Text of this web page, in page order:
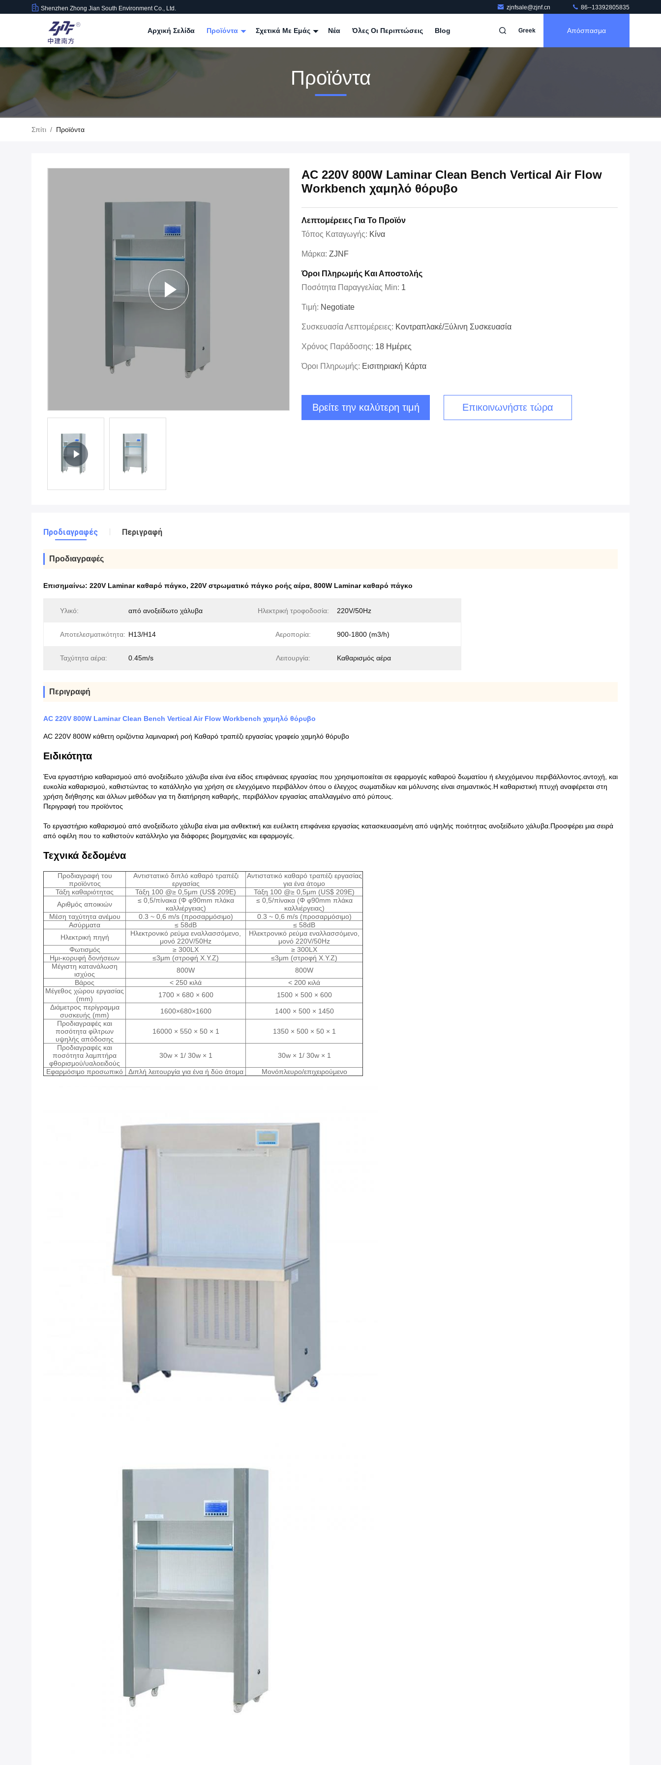
Shenzhen Zhong Jian South Environment Co., Ltd. zjnfsale@zjnf.cn 86--13392805835
Αρχική Σελίδα Προϊόντα Σχετικά Με Εμάς Νέα Όλες Οι Περιπτώσεις Blog Greek Απόσπασμα
Προϊόντα
Σπίτι / Προϊόντα
AC 220V 800W Laminar Clean Bench Vertical Air Flow
Workbench χαμηλό θόρυβο
Λεπτομέρειες Για Το Προϊόν
Τόπος Καταγωγής: Κίνα
Μάρκα: ZJNF
Όροι Πληρωμής Και Αποστολής
Ποσότητα Παραγγελίας Min: 1
Τιμή: Negotiate
Συσκευασία Λεπτομέρειες: Κοντραπλακέ/ξύλινη Συσκευασία
Χρόνος Παράδοσης: 18 Ημέρες
Όροι Πληρωμής: Εισιτηριακή Κάρτα
Βρείτε την καλύτερη τιμή Επικοινωνήστε τώρα
Προδιαγραφές Περιγραφή
Προδιαγραφές
Επισημαίνω: 220V Laminar καθαρό πάγκο, 220V στρωματικό πάγκο ροής αέρα, 800W Laminar καθαρό πάγκο
Υλικό: από ανοξείδωτο χάλυβα Ηλεκτρική τροφοδοσία: 220V/50Hz
Αποτελεσματικότητα: H13/H14 Αεροπορία: 900-1800 (m3/h)
Ταχύτητα αέρα: 0.45m/s Λειτουργία: Καθαρισμός αέρα
Περιγραφή
AC 220V 800W Laminar Clean Bench Vertical Air Flow Workbench χαμηλό θόρυβο
AC 220V 800W κάθετη οριζόντια λαμιναρική ροή Καθαρό τραπέζι εργασίας γραφείο χαμηλό θόρυβο
Ειδικότητα
Ένα εργαστήριο καθαρισμού από ανοξείδωτο χάλυβα είναι ένα είδος επιφάνειας εργασίας που χρησιμοποιείται σε εφαρμογές καθαρού δωματίου ή ελεγχόμενου περιβάλλοντος.αντοχή, και
ευκολία καθαρισμού, καθιστώντας το κατάλληλο για χρήση σε ελεγχόμενο περιβάλλον όπου ο έλεγχος σωματιδίων και μόλυνσης είναι σημαντικός.Η καθαριστική πτυχή αναφέρεται στη
χρήση διήθησης και άλλων μεθόδων για τη διατήρηση καθαρής, περιβάλλον εργασίας απαλλαγμένο από ρύπους.
Περιγραφή του προϊόντος
Το εργαστήριο καθαρισμού από ανοξείδωτο χάλυβα είναι μια ανθεκτική και ευέλικτη επιφάνεια εργασίας κατασκευασμένη από υψηλής ποιότητας ανοξείδωτο χάλυβα.Προσφέρει μια σειρά
από οφέλη που το καθιστούν κατάλληλο για διάφορες βιομηχανίες και εφαρμογές.
Τεχνικά δεδομένα
Προδιαγραφή του
προϊόντος
Αντιστατικό διπλό καθαρό τραπέζι
εργασίας
Αντιστατικό καθαρό τραπέζι εργασίας
για ένα άτομο
Τάξη καθαριότητας
Τάξη 100 @≥ 0,5μm (US$ 209E)
Τάξη 100 @≥ 0,5μm (US$ 209E)
Αριθμός αποικιών
≤ 0,5/πίνακα (Φ φ90mm πλάκα
καλλιέργειας)
≤ 0,5/πίνακα (Φ φ90mm πλάκα
καλλιέργειας)
Μέση ταχύτητα ανέμου
0.3 ~ 0,6 m/s (προσαρμόσιμο)
0.3 ~ 0,6 m/s (προσαρμόσιμο)
Ασύρματα
≤ 58dB
≤ 58dB
Ηλεκτρική πηγή
Ηλεκτρονικό ρεύμα εναλλασσόμενο,
μονό 220V/50Hz
Ηλεκτρονικό ρεύμα εναλλασσόμενο,
μονό 220V/50Hz
Φωτισμός
≥ 300LX
≥ 300LX
Ημι-κορυφή δονήσεων
≤3μm (στροφή X.Y.Z)
≤3μm (στροφή X.Y.Z)
Μέγιστη κατανάλωση
ισχύος
800W
800W
Βάρος
< 250 κιλά
< 200 κιλά
Μέγεθος χώρου εργασίας
(mm)
1700 × 680 × 600
1500 × 500 × 600
Διάμετρος περίγραμμα
συσκευής (mm)
1600×680×1600
1400 × 500 × 1450
Προδιαγραφές και
ποσότητα φίλτρων
υψηλής απόδοσης
16000 × 550 × 50 × 1 1350 × 500 × 50 × 1
Προδιαγραφές και
ποσότητα λαμπτήρα
φθορισμού/υαλοειδούς
30w × 1/ 30w × 1 30w × 1/ 30w × 1
Εφαρμόσιμο προσωπικό Διπλή λειτουργία για ένα ή δύο άτομα Μονόπλευρο/επιχειρούμενο